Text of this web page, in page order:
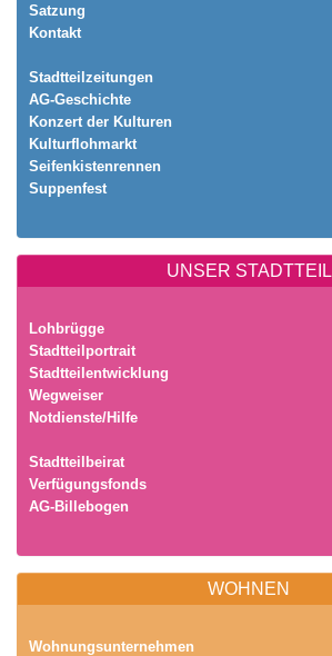
Satzung
Kontakt
Stadtteilzeitungen
AG-Geschichte
Konzert der Kulturen
Kulturflohmarkt
Seifenkistenrennen
Suppenfest
UNSER STADTTEIL
Lohbrügge
Stadtteilportrait
Stadtteilentwicklung
Wegweiser
Notdienste/Hilfe
Stadtteilbeirat
Verfügungsfonds
AG-Billebogen
WOHNEN
Wohnungsunternehmen